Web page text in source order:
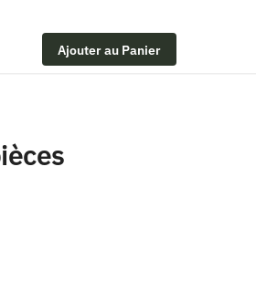
Ajouter au Panier